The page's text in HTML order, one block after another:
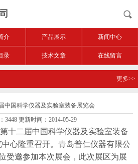
介 产品展示 新闻中心
录 技术文章 在线留言
更多>>
中国科学仪器及实验室装备展览会
3448 更新时间：2014-05-29
第十二届中国科学仪器及实验室装备
心隆重召开。 青岛普仁仪器有限公
受邀参加本次展会，此次展区为展